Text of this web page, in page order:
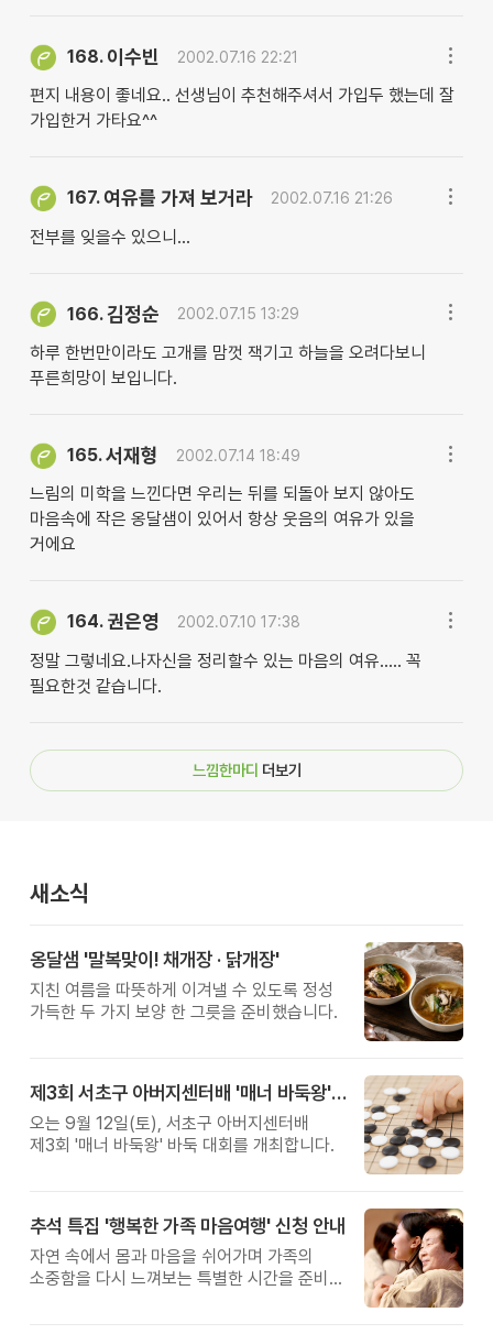
168. 이수빈 2002.07.16 22:21
편지 내용이 좋네요.. 선생님이 추천해주셔서 가입두 했는데 잘
가입한거 가타요^^
167. 여유를 가져 보거라 2002.07.16 21:26
전부를 잊을수 있으니...
166.김정순 2002.07.15 13:29
하루 한번만이라도 고개를 맘껏 잭기고 하늘을 오려다보니
푸른희망이 보입니다.
165.서재형 2002.07.14 18:49
느림의 미학을 느낀다면 우리는 뒤를 되돌아 보지 않아도
마음속에 작은 옹달샘이 있어서 항상 웃음의 여유가 있을
거에요
164. 권은영 2002.07.10 17:38
정말 그렇네요.나자신을 정리할수 있는 마음의 여유..... 꼭
필요한것 같습니다.
느낌한마디 더보기
새소식
옹달샘 '말복맞이! 채개장 · 닭개장'
지친 여름을 따뜻하게 이겨낼 수 있도록 정성
가득한 두 가지 보양 한 그릇을 준비했습니다.
제3회 서초구 아버지센터배 '매너 바둑왕' 대회
오는 9월 12일(토), 서초구 아버지센터배
제3회 '매너 바둑왕' 바둑 대회를 개최합니다.
추석 특집 '행복한 가족 마음여행' 신청 안내
자연 속에서 몸과 마음을 쉬어가며 가족의
소중함을 다시 느껴보는 특별한 시간을 준비해